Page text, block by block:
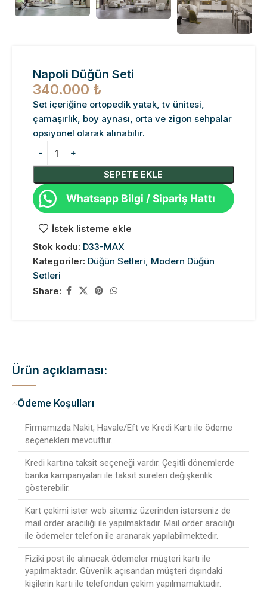
Napoli Düğün Seti
340.000 ₺
Set içeriğine ortopedik yatak, tv ünitesi,
çamaşırlık, boy aynası, orta ve zigon sehpalar
opsiyonel olarak alınabilir.
SEPETE EKLE
Whatsapp Bilgi / Sipariş Hattı
İstek listeme ekle
Stok kodu: D33-MAX
Kategoriler: Düğün Setleri, Modern Düğün
Setleri
Share:
Ürün açıklaması:
Ödeme Koşulları
Firmamızda Nakit, Havale/Eft ve Kredi Kartı ile ödeme
seçenekleri mevcuttur.
Kredi kartına taksit seçeneği vardır. Çeşitli dönemlerde
banka kampanyaları ile taksit süreleri değişkenlik
gösterebilir.
Kart çekimi ister web sitemiz üzerinden isterseniz de
mail order aracılığı ile yapılmaktadır. Mail order aracılığı
ile ödemeler telefon ile aranarak yapılabilmektedir.
Fiziki post ile alınacak ödemeler müşteri kartı ile
yapılmaktadır. Güvenlik açısandan müşteri dışındaki
kişilerin kartı ile telefondan çekim yapılmamaktadır.